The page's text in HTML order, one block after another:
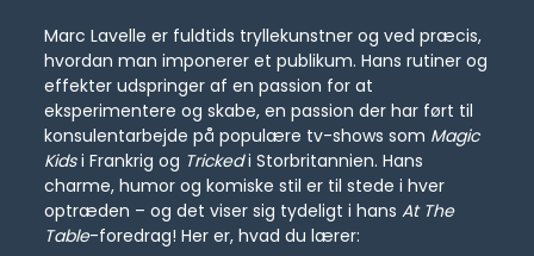
Marc Lavelle er fuldtids tryllekunstner og ved præcis,
hvordan man imponerer et publikum. Hans rutiner og
effekter udspringer af en passion for at
eksperimentere og skabe, en passion der har ført til
konsulentarbejde på populære tv-shows som Magic
Kidsi Frankrig og Trickedi Storbritannien. Hans
charme, humor og komiske stil er til stede i hver
optræden – og det viser sig tydeligt i hansAt The
Table-foredrag! Her er, hvad du lærer: